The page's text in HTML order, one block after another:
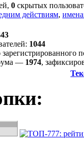
0 скрытых
действиям,
1044
зарегистрированного
— 1974,